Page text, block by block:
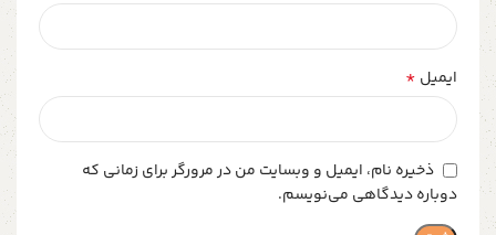
ایمیل *
ذخیره نام، ایمیل و وبسایت من در مرورگر برای زمانی که
دوباره دیدگاهی می‌نویسم.